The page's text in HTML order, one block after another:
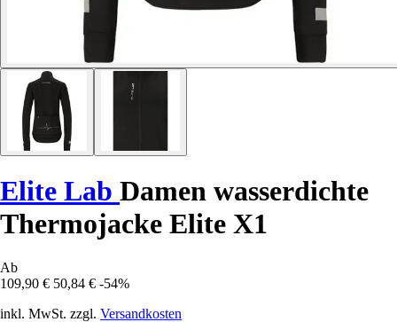
Elite Lab Damen wasserdichte
Thermojacke Elite X1
Ab
109,90 € 50,84 € -54%
inkl. MwSt. zzgl. Versandkosten